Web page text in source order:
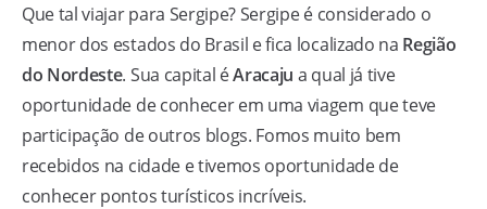
Que tal viajar para Sergipe? Sergipe é considerado o
menor dos estados do Brasil e fica localizado na Região
do Nordeste. Sua capital éAracaju a qual já tive
oportunidade de conhecer em uma viagem que teve
participação de outros blogs. Fomos muito bem
recebidos na cidade e tivemos oportunidade de
conhecer pontos turísticos incríveis.